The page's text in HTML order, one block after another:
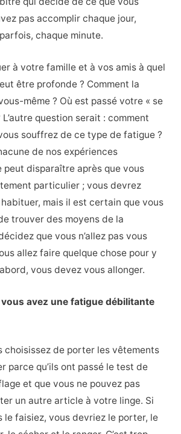
pas accomplir chaque jour,
chaque minute.
à votre famille et à vos amis à quel
être profonde ? Comment la
même ? Où est passé votre « se
question serait : comment
souffrez de ce type de fatigue ?
de nos expériences
peut disparaître après que vous
particulier ; vous devrez
mais il est certain que vous
trouver des moyens de la
que vous n’allez pas vous
allez faire quelque chose pour y
vous devez vous allonger.
avez une fatigue débilitante
choisissez de porter les vêtements
parce qu’ils ont passé le test de
et que vous ne pouvez pas
un autre article à votre linge. Si
le faisiez, vous devriez le porter, le